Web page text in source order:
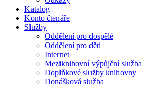
Katalog
Konto čtenáře
Služby
Oddělení pro dospělé
Oddělení pro děti
Internet
Meziknihovní výpůjční služba
Doplňkové služby knihovny
Donášková služba